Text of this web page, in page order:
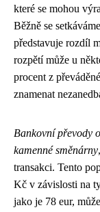
které se mohou
Běžně se
představuje rozdíl
rozpětí může u
procent z
znamenat
Bankovní převody
kamenné směnárny
transakci. Tento
Kč v závislosti na
jako je 78 eur,